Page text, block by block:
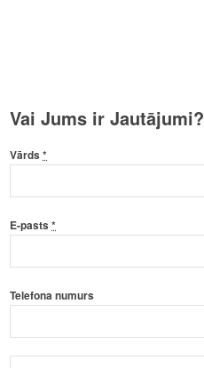
Vai Jums ir Jautājumi?
Vārds*
E-pasts*
Telefona numurs